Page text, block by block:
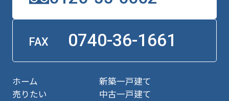
FAX 0740-36-1661
ホーム
売りたい
新築一戸建て
中古一戸建て